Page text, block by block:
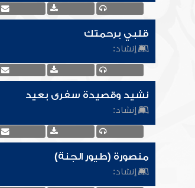
قلبي برحمتك
إنشاد:
نشيد وقصيدة سفرى بعيد
إنشاد:
منصورة (طيور الجنة)
إنشاد: